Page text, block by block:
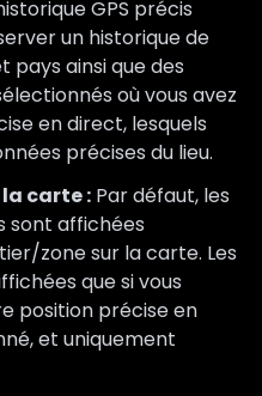
GPS précis
un historique de
pays ainsi que des
où vous avez
en direct, lesquels
précises du lieu.
carte : Par défaut, les
sont affichées
zone sur la carte. Les
que si vous
position précise en
et uniquement